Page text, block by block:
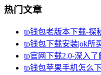
热门文章
tp钱包老版本下载-探
tp钱包下载安装|ok所
tp官网下载2.0-深入
tp钱包苹果手机怎么